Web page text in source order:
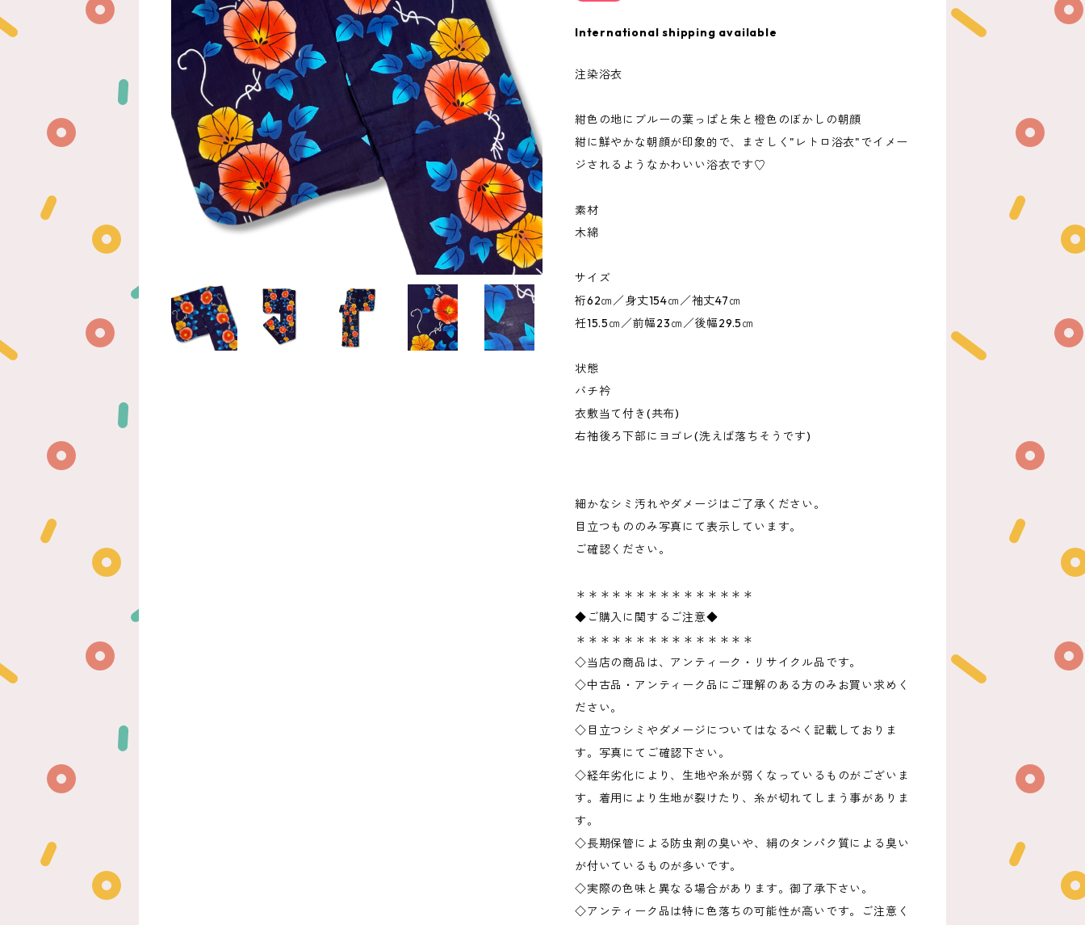
International shipping available
注染浴衣
紺色の地にブルーの葉っぱと朱と橙色のぼかしの朝顔
紺に鮮やかな朝顔が印象的で、まさしく"レトロ浴衣"でイメー
ジされるようなかわいい浴衣です♡
素材
木綿
サイズ
裄62㎝／身丈154㎝／袖丈47㎝
衽15.5㎝／前幅23㎝／後幅29.5㎝
状態
バチ衿
衣敷当て付き(共布)
右袖後ろ下部にヨゴレ(洗えば落ちそうです)
細かなシミ汚れやダメージはご了承ください。
目立つもののみ写真にて表示しています。
ご確認ください。
＊＊＊＊＊＊＊＊＊＊＊＊＊＊＊
◆ご購入に関するご注意◆
＊＊＊＊＊＊＊＊＊＊＊＊＊＊＊
◇当店の商品は、アンティーク・リサイクル品です。
◇中古品・アンティーク品にご理解のある方のみお買い求めく
ださい。
◇目立つシミやダメージについてはなるべく記載しておりま
す。写真にてご確認下さい。
◇経年劣化により、生地や糸が弱くなっているものがございま
す。着用により生地が裂けたり、糸が切れてしまう事がありま
す。
◇長期保管による防虫剤の臭いや、絹のタンパク質による臭い
が付いているものが多いです。
◇実際の色味と異なる場合があります。御了承下さい。
◇アンティーク品は特に色落ちの可能性が高いです。ご注意く